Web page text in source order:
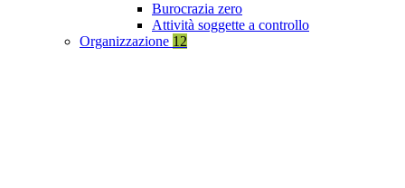
Burocrazia zero
Attività soggette a controllo
Organizzazione 12